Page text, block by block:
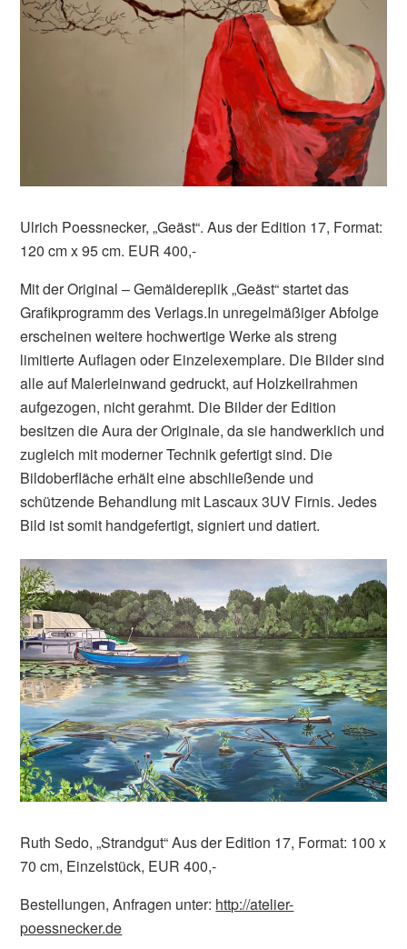
Ulrich Poessnecker, „Geäst“. Aus der Edition 17, Format:
120 cm x 95 cm. EUR 400,-
Mit der Original – Gemäldereplik „Geäst“ startet das
Grafikprogramm des Verlags.In unregelmäßiger Abfolge
erscheinen weitere hochwertige Werke als streng
limitierte Auflagen oder Einzelexemplare. Die Bilder sind
alle auf Malerleinwand gedruckt, auf Holzkeilrahmen
aufgezogen, nicht gerahmt. Die Bilder der Edition
besitzen die Aura der Originale, da sie handwerklich und
zugleich mit moderner Technik gefertigt sind. Die
Bildoberfläche erhält eine abschließende und
schützende Behandlung mit Lascaux 3UV Firnis. Jedes
Bild ist somit handgefertigt, signiert und datiert.
Ruth Sedo, „Strandgut“ Aus der Edition 17, Format: 100 x
70 cm, Einzelstück, EUR 400,-
Bestellungen, Anfragen unter: http://atelier-
poessnecker.de